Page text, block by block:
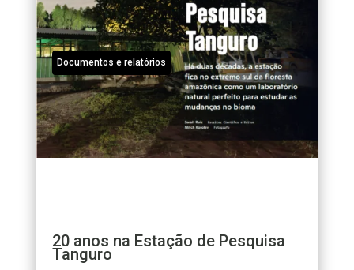
Documentos e relatórios
20 anos na Estação de Pesquisa
Tanguro